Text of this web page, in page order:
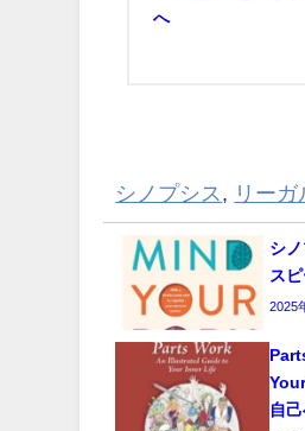
へ
シノプシス , リーガ
シ
ス
2025
自